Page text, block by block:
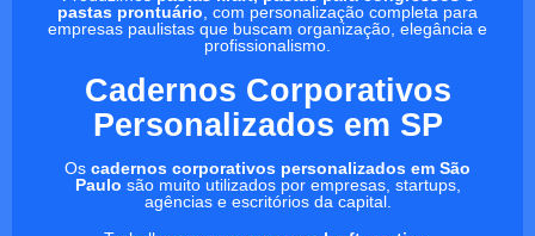
pastas prontuário , com personalização completa para
empresas paulistas que buscam organização, elegância e
profissionalismo.
Cadernos Corporativos
Personalizados em SP
Os cadernos corporativos personalizados em São
Paulo são muito utilizados por empresas, startups,
agências e escritórios da capital.